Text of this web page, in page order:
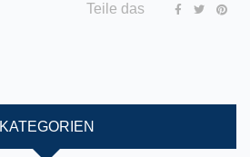
Teile das
KATEGORIEN